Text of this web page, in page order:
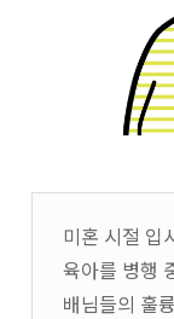
미혼 시절 입
육아를 병행
배님들의 훌